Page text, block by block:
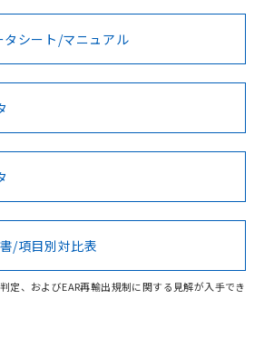
ご利用いただく前に、以下を必ずお読
項・凡例
Cd Cr(VI)
在する可能性があります。
型式承認
ノルウェー
BV型式承認
（フランス
KR型式
（韓国
No No
この製品の規格認証/適合状況ページへ
はこちらのページからご検索ください
タシート/マニュアル
/項目別対比表
定、およびEAR再輸出規制に関する見解が入手でき